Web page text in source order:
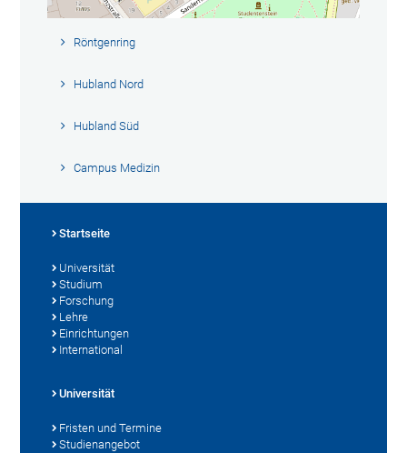
Röntgenring
Hubland Nord
Hubland Süd
Campus Medizin
Startseite
Universität
Studium
Forschung
Lehre
Einrichtungen
International
Universität
Fristen und Termine
Studienangebot